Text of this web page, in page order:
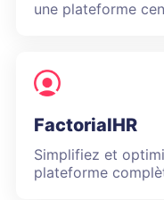
une plateforme
FactorialHR
Simplifiez et
plateforme